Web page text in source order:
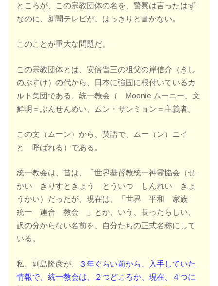
ところが、この宗教団体の名を、警察は言ったはず
なのに、新聞テレビが、はっきりと書かない。
このことが重大な問題だ。
この宗教団体とは、安倍晋三の祖父の岸信介（きし
のぶすけ）の代から、日本に強固に根付いているカ
ルト集団である、統一教会（ Moonie ムーニー、文
鮮明＝ぶんせんめい、ムン・サンミョン＝主義者。
この文（ムーン）から、英語で、ムー（ン）ニイ
と 呼ばれる）である。
統一教会は、昔は、「世界基督教統一神霊協会（せ
かい きりすときょう とういつ しんれい きょ
うかい）だったが、現在は、「世界 平和 家族
統一 連合 教会 」とか、いう、長ったらしい、
訳の分からない名前を、自分たちの正式名称にして
いる。
私、副島隆彦が、
３年ぐらい前から、入手していた
情報で、統一教会は、２つどころか、現在、４つに